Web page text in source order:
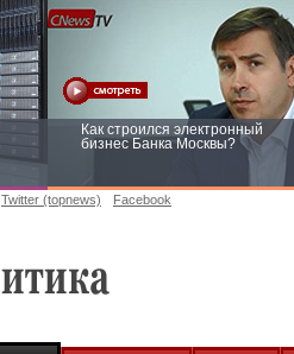
Как строился электронный
бизнес Банка Москвы?
Twitter (topnews) Facebook